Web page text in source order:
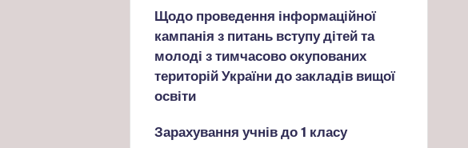
Щодо проведення інформаційної
кампанія з питань вступу дітей та
молоді з тимчасово окупованих
територій України до закладів вищої
освіти
Зарахування учнів до 1 класу